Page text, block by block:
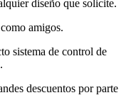
diseño que solicite.
amigos.
sistema de control de
descuentos por parte